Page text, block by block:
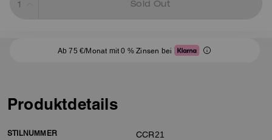
Sold Out
Ab 75 €/Monat mit 0 % Zinsen bei
Produktdetails
STILNUMMER CCR21